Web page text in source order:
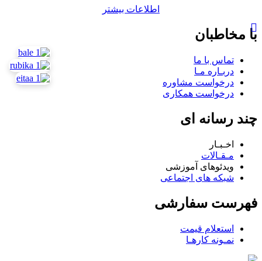
اطلاعات بیشتر
با مخاطبان
تماس با ما
دربـاره مـا
درخواست مشاوره
درخواست همکاری
چند رسانه ای
اخـبـار
مـقـالات
ویدئوهای آموزشی
شبکه های اجتماعی
فهرست سفارشی
استعلام قیمت
نمـونه کارهـا